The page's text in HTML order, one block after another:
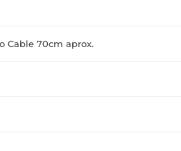
Cable 70cm aprox.